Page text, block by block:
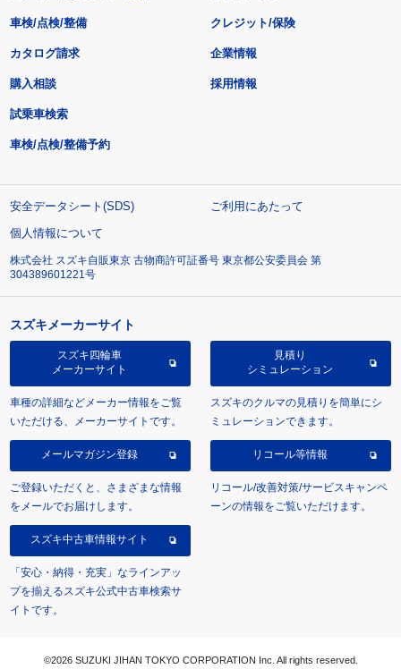
車検/点検/整備 クレジット/保険
カタログ請求
購入相談
試乗車検索
車検/点検/整備予約
企業情報
採用情報
安全データシート(SDS)
ご利用にあたって
個人情報について
株式会社 スズキ自販東京 古物商許可証番号 東京都公安委員会 第
304389601221号
スズキメーカーサイト
スズキ四輪車
メーカーサイト
車種の詳細などメーカー情報をご覧
いただける、メーカーサイトです。
見積り
シミュレーション
スズキのクルマの見積りを簡単にシ
ミュレーションできます。
メールマガジン登録
ご登録いただくと、さまざまな情報
をメールでお届けします。
リコール等情報
リコール/改善対策/サービスキャンペ
ーンの情報をご覧いただけます。
スズキ中古車情報サイト
「安心・納得・充実」なラインアッ
プを揃えるスズキ公式中古車検索サ
イトです。
©2026 SUZUKI JIHAN TOKYO CORPORATION Inc. All rights reserved.